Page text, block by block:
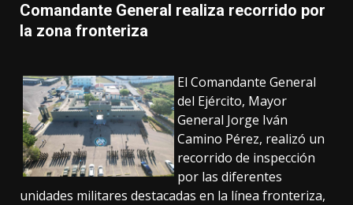
Comandante General realiza recorrido por
la zona fronteriza
El Comandante General
del Ejército, Mayor
General Jorge Iván
Camino Pérez, realizó un
recorrido de inspección
por las diferentes
unidades militares destacadas en la línea fronteriza,